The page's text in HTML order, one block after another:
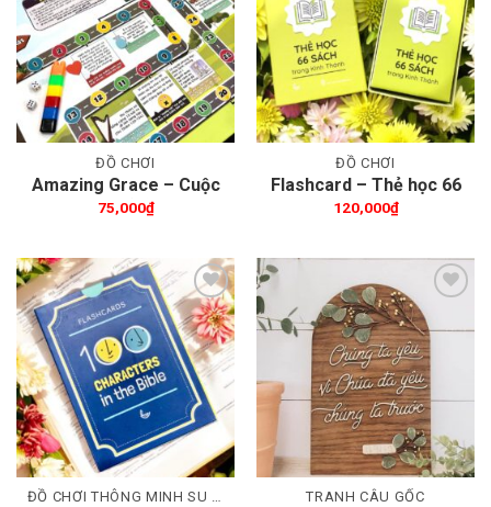
Thêm wishlist
ĐỒ CHƠI
Amazing Grace – Cuộc
đua kỳ thú (Bản Tiếng
75,000₫
Thêm wishlist
ĐỒ CHƠI
Flashcard – Thẻ học 66
sách
120,000₫
Thêm wishlist
ĐỒ CHƠI THÔNG MINH SU VIỆT NAM
Thêm wishlist
TRANH CÂU GỐC